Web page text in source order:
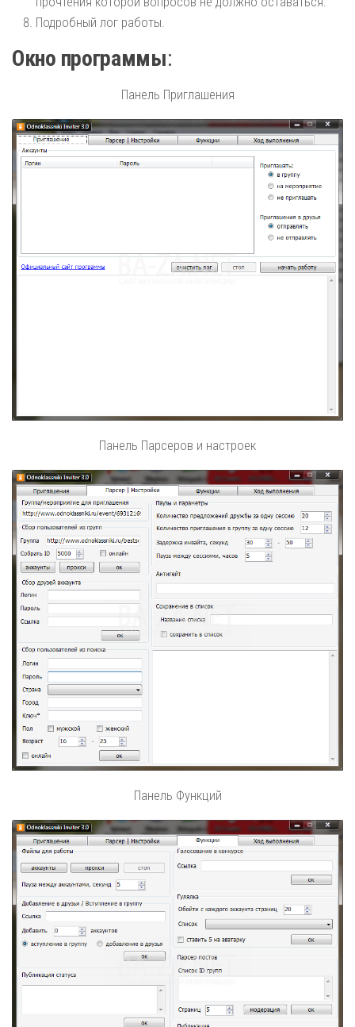
Подробный лог работы.
Окно программы:
Панель Приглашения
Панель Парсеров и настроек
Панель Функций